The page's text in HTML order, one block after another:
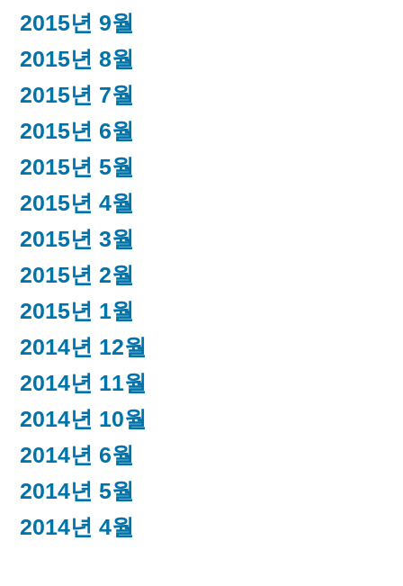
2015년 9월
2015년 8월
2015년 7월
2015년 6월
2015년 5월
2015년 4월
2015년 3월
2015년 2월
2015년 1월
2014년 12월
2014년 11월
2014년 10월
2014년 6월
2014년 5월
2014년 4월